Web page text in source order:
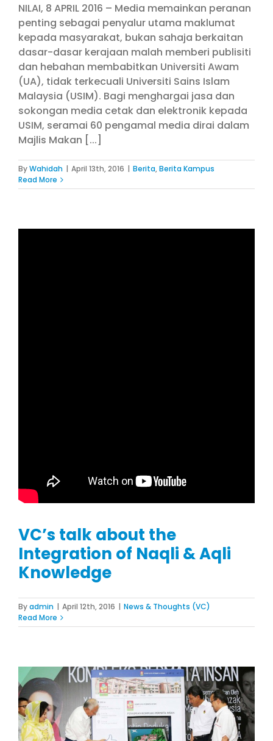
NILAI, 8 APRIL 2016 – Media memainkan peranan
penting sebagai penyalur utama maklumat
kepada masyarakat, bukan sahaja berkaitan
dasar-dasar kerajaan malah memberi publisiti
dan hebahan membabitkan Universiti Awam
(UA), tidak terkecuali Universiti Sains Islam
Malaysia (USIM). Bagi menghargai jasa dan
sokongan media cetak dan elektronik kepada
USIM, seramai 60 pengamal media dirai dalam
Majlis Makan [...]
ByWahidah | April 13th, 2016 | Berita,Berita Kampus
Read More
VC’s talk about the
Integration of Naqli & Aqli
Knowledge
Byadmin | April 12th, 2016 | News & Thoughts (VC)
Read More